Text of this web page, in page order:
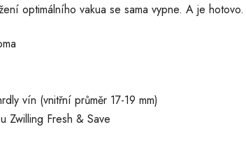
optimálního vakua se sama vypne. A je hotovo.
vín (vnitřní průměr 17-19 mm)
Zwilling Fresh & Save